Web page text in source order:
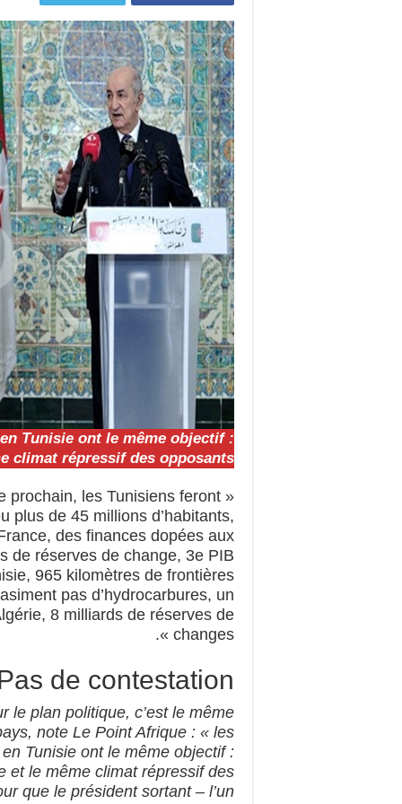
Tunisie ont le même objectif :
climat répressif des opposants.
prochain, les Tunisiens feront
plus de 45 millions d’habitants,
des finances dopées aux
de réserves de change, 3e PIB
965 kilomètres de frontières
pas d’hydrocarbures, un
8 milliards de réserves de
changes ».
de contestation !
le plan politique, c’est le même
note Le Point Afrique : « les
Tunisie ont le même objectif :
et le même climat répressif des
que le président sortant – l’un